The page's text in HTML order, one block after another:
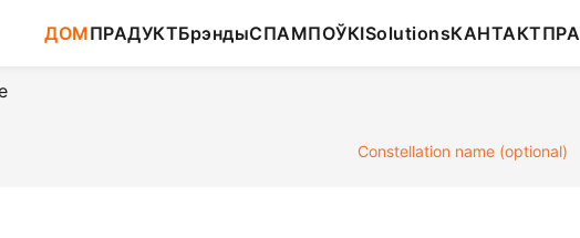
ДОМПРАДУКТБрэндыСПАМПОЎКІSolutionsКАНТАКТПРА
Constellation name (optional)